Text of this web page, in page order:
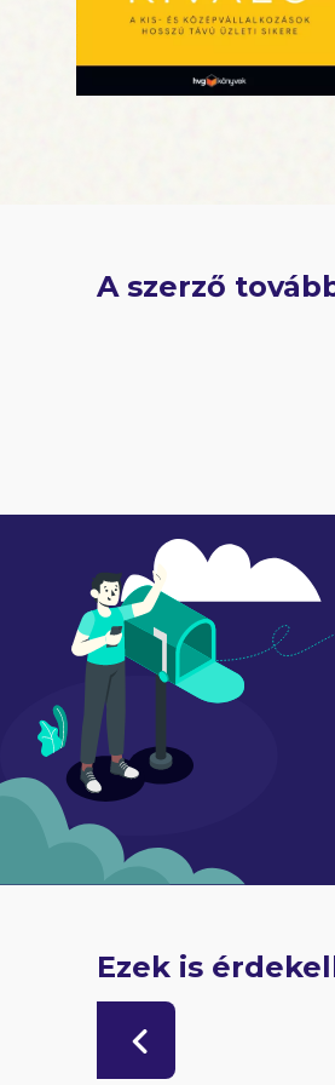
A szerző
Ezek is